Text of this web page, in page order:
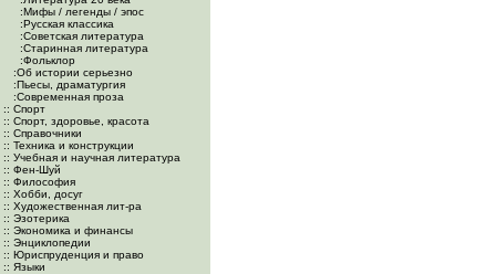
:Мифы / легенды / эпос
:Русская классика
:Советская литература
:Старинная литература
:Фольклор
:Об истории серьезно
:Пьесы, драматургия
:Современная проза
:: Спорт
:: Спорт, здоровье, красота
:: Справочники
:: Техника и конструкции
:: Учебная и научная литература
:: Фен-Шуй
:: Философия
:: Хобби, досуг
:: Художественная лит-ра
:: Эзотерика
:: Экономика и финансы
:: Энциклопедии
:: Юриспруденция и право
:: Языки